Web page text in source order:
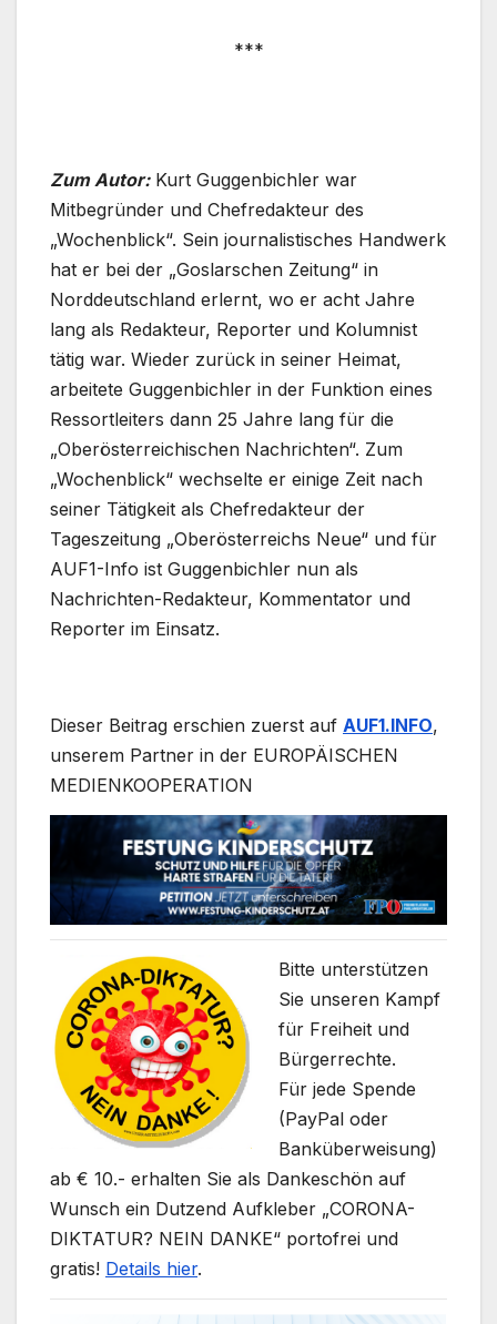
***
Zum Autor:Kurt Guggenbichler war
Mitbegründer und Chefredakteur des
„Wochenblick“. Sein journalistisches Handwerk
hat er bei der „Goslarschen Zeitung“ in
Norddeutschland erlernt, wo er acht Jahre
lang als Redakteur, Reporter und Kolumnist
tätig war. Wieder zurück in seiner Heimat,
arbeitete Guggenbichler in der Funktion eines
Ressortleiters dann 25 Jahre lang für die
„Oberösterreichischen Nachrichten“. Zum
„Wochenblick“ wechselte er einige Zeit nach
seiner Tätigkeit als Chefredakteur der
Tageszeitung „Oberösterreichs Neue“ und für
AUF1-Info ist Guggenbichler nun als
Nachrichten-Redakteur, Kommentator und
Reporter im Einsatz.
Dieser Beitrag erschien zuerst auf AUF1.INFO,
unserem Partner in der EUROPÄISCHEN
MEDIENKOOPERATION
Bitte unterstützen
Sie unseren Kampf
für Freiheit und
Bürgerrechte.
Für jede Spende
(PayPal oder
Banküberweisung)
ab € 10.- erhalten Sie als Dankeschön auf
Wunsch ein Dutzend Aufkleber „CORONA-
DIKTATUR? NEIN DANKE“ portofrei und
gratis! Details hier.